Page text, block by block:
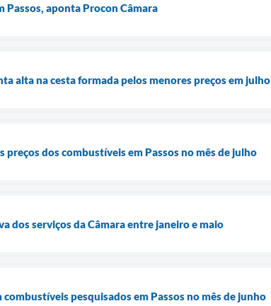
Passos, aponta Procon Câmara
alta na cesta formada pelos menores preços em julho
preços dos combustíveis em Passos no mês de julho
dos serviços da Câmara entre janeiro e maio
pesquisados em Passos no mês de junho